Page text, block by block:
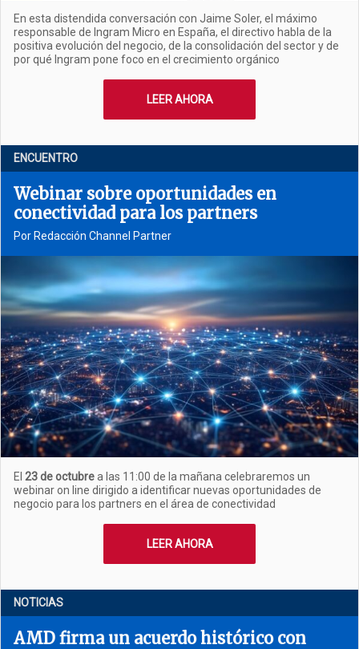
En esta distendida conversación con Jaime Soler, el máximo
responsable de Ingram Micro en España, el directivo habla de la
positiva evolución del negocio, de la consolidación del sector y de
por qué Ingram pone foco en el crecimiento orgánico
LEER AHORA
ENCUENTRO
Webinar sobre oportunidades en
conectividad para los partners
Por Redacción Channel Partner
El 23 de octubrea las 11:00 de la mañana celebraremos un
webinar on line dirigido a identificar nuevas oportunidades de
negocio para los partners en el área de conectividad
LEER AHORA
NOTICIAS
AMD firma un acuerdo histórico con